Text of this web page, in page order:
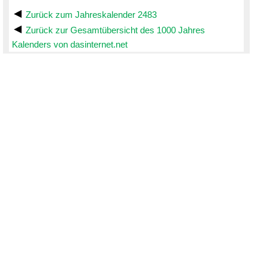
Zurück zum Jahreskalender 2483
Zurück zur Gesamtübersicht des 1000 Jahres
Kalenders von dasinternet.net